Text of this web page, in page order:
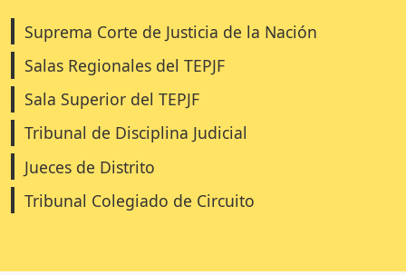
Suprema Corte de Justicia de la Nación
Salas Regionales del TEPJF
Sala Superior del TEPJF
Tribunal de Disciplina Judicial
Jueces de Distrito
Tribunal Colegiado de Circuito